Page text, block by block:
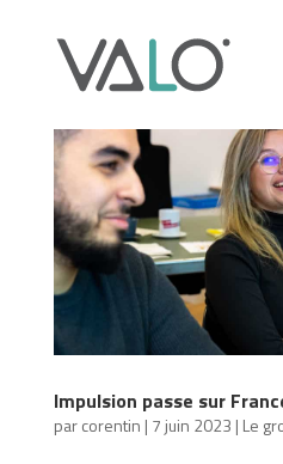
Impulsion passe sur
parcorentin | 7 juin 2023 | Le